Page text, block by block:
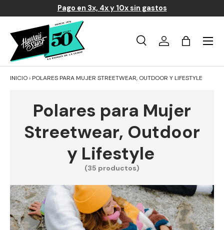
Ir al contenido
Pago en 3x, 4x y 10x sin gastos
Buscar
BúsquedaIniciar sesión
Carrito
Menú
INICIO›POLARES PARA MUJER STREETWEAR, OUTDOOR Y LIFESTYLE
Polares para Mujer
Streetwear, Outdoor
y Lifestyle
(35 productos)